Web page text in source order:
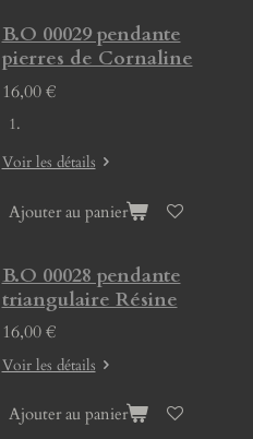
B.O 00029 pendante
pierres de Cornaline
16,00 €
Voir les détails
Ajouter au panier
B.O 00028 pendante
triangulaire Résine
16,00 €
Voir les détails
Ajouter au panier